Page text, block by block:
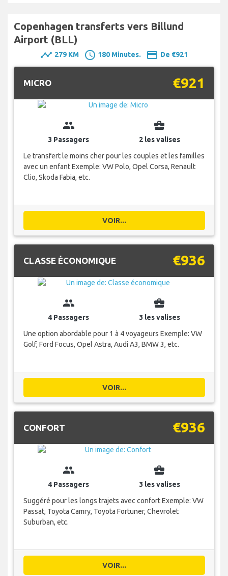
Copenhagen transferts vers Billund
Airport (BLL)
timeline 279 KM schedule 180 Minutes. payment De €921
MICRO €921
group
3 Passagers
business_center
2 les valises
Le transfert le moins cher pour les couples et les familles
avec un enfant Exemple: VW Polo, Opel Corsa, Renault
Clio, Skoda Fabia, etc.
VOIR...
CLASSE ÉCONOMIQUE €936
group
4 Passagers
business_center
3 les valises
Une option abordable pour 1 à 4 voyageurs Exemple: VW
Golf, Ford Focus, Opel Astra, Audi A3, BMW 3, etc.
VOIR...
CONFORT €936
group
4 Passagers
business_center
3 les valises
Suggéré pour les longs trajets avec confort Exemple: VW
Passat, Toyota Camry, Toyota Fortuner, Chevrolet
Suburban, etc.
VOIR...